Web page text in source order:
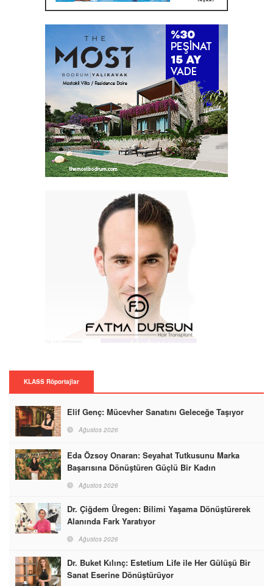
KLASS Röportajlar
Elif Genç: Mücevher Sanatını Geleceğe Taşıyor
Ağustos 2026
Eda Özsoy Onaran: Seyahat Tutkusunu Marka
Başarısına Dönüştüren Güçlü Bir Kadın
Ağustos 2026
Dr. Çiğdem Üregen: Bilimi Yaşama Dönüştürerek
Alanında Fark Yaratıyor
Ağustos 2026
Dr. Buket Kılınç: Estetium Life ile Her Gülüşü Bir
Sanat Eserine Dönüştürüyor